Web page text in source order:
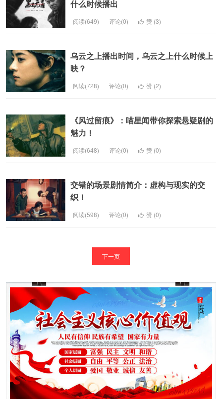
什么时候播出
阅读(649) 评论(0) 赞 (3)
乌云之上播出时间，乌云之上什么时候上
映？
阅读(728) 评论(0) 赞 (2)
《风过留痕》：喵星闻带你探索悬疑剧的
魅力！
阅读(648) 评论(0) 赞 (0)
交错的场景剧情简介：虚构与现实的交
织！
阅读(598) 评论(0) 赞 (0)
下一页